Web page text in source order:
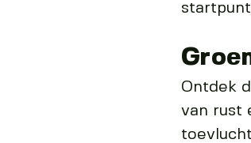
Ontdek
van rust